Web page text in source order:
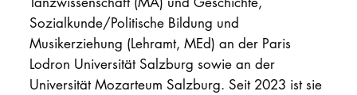
Sozialkunde/Politische Bildung und
Musikerziehung (Lehramt, MEd) an der Paris
Lodron Universität Salzburg sowie an der
Universität Mozarteum Salzburg. Seit 2023 ist sie